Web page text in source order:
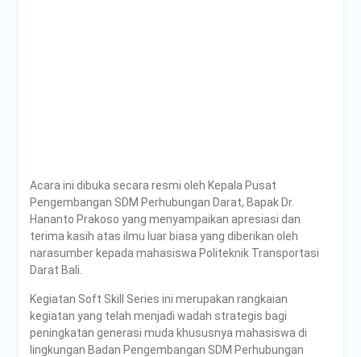
Acara ini dibuka secara resmi oleh Kepala Pusat
Pengembangan SDM Perhubungan Darat, Bapak Dr.
Hananto Prakoso yang menyampaikan apresiasi dan
terima kasih atas ilmu luar biasa yang diberikan oleh
narasumber kepada mahasiswa Politeknik Transportasi
Darat Bali.
Kegiatan Soft Skill Series ini merupakan rangkaian
kegiatan yang telah menjadi wadah strategis bagi
peningkatan generasi muda khususnya mahasiswa di
lingkungan Badan Pengembangan SDM Perhubungan